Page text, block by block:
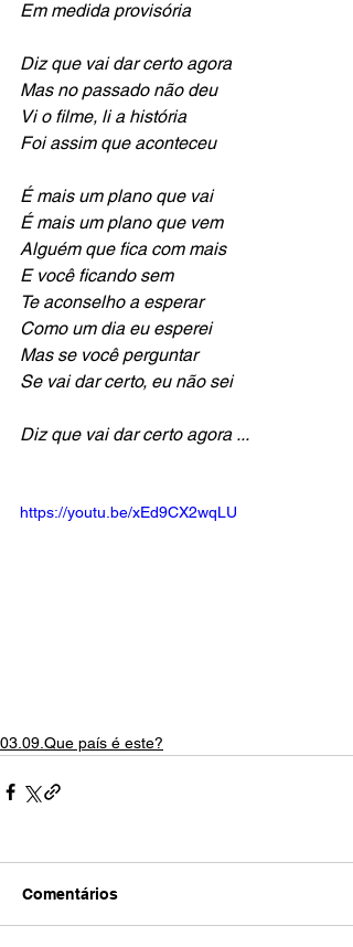
Em medida provisória
Diz que vai dar certo agora
Mas no passado não deu
Vi o filme, li a história
Foi assim que aconteceu
É mais um plano que vai
É mais um plano que vem
Alguém que fica com mais
E você ficando sem
Te aconselho a esperar
Como um dia eu esperei
Mas se você perguntar
Se vai dar certo, eu não sei
Diz que vai dar certo agora ...
https://youtu.be/xEd9CX2wqLU
03.09.Que país é este?
Comentários